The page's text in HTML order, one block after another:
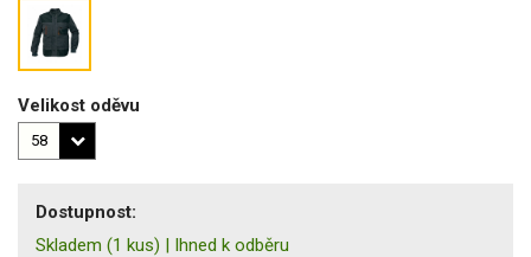
Velikost oděvu
Dostupnost:
Skladem (1 kus) | Ihned k odběru